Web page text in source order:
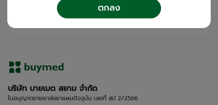
เข้าสู่ระบบ
ลงทะเบียน
เพื่อดูรายละเอียดเพิ่มเติม
บริษัท บายเมด สยาม จำกัด
ใบอนุญาตขายยาส่งยาแผนปัจจุบัน เลขที่ สป 2/2566
ตกลง